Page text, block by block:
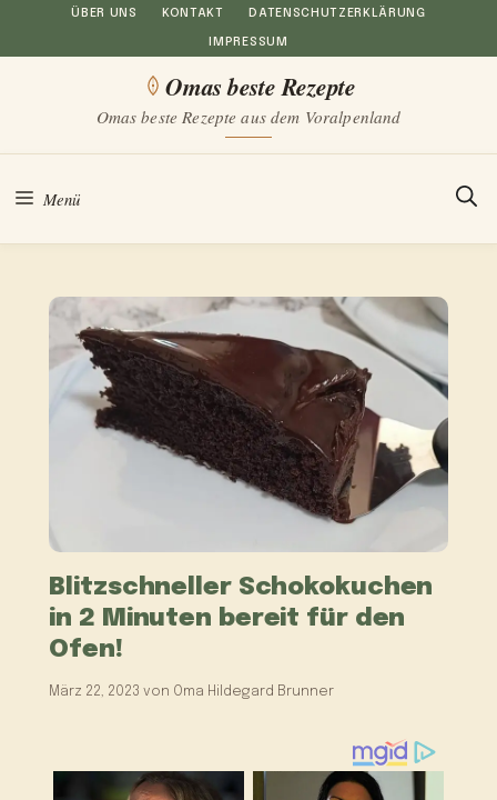
Inhalt
ÜBER UNS KONTAKT DATENSCHUTZERKLÄRUNG
IMPRESSUM
Omas beste Rezepte
Omas beste Rezepte aus dem Voralpenland
Menü
Blitzschneller Schokokuchen
in 2 Minuten bereit für den
Ofen!
März 22, 2023 von Oma Hildegard Brunner